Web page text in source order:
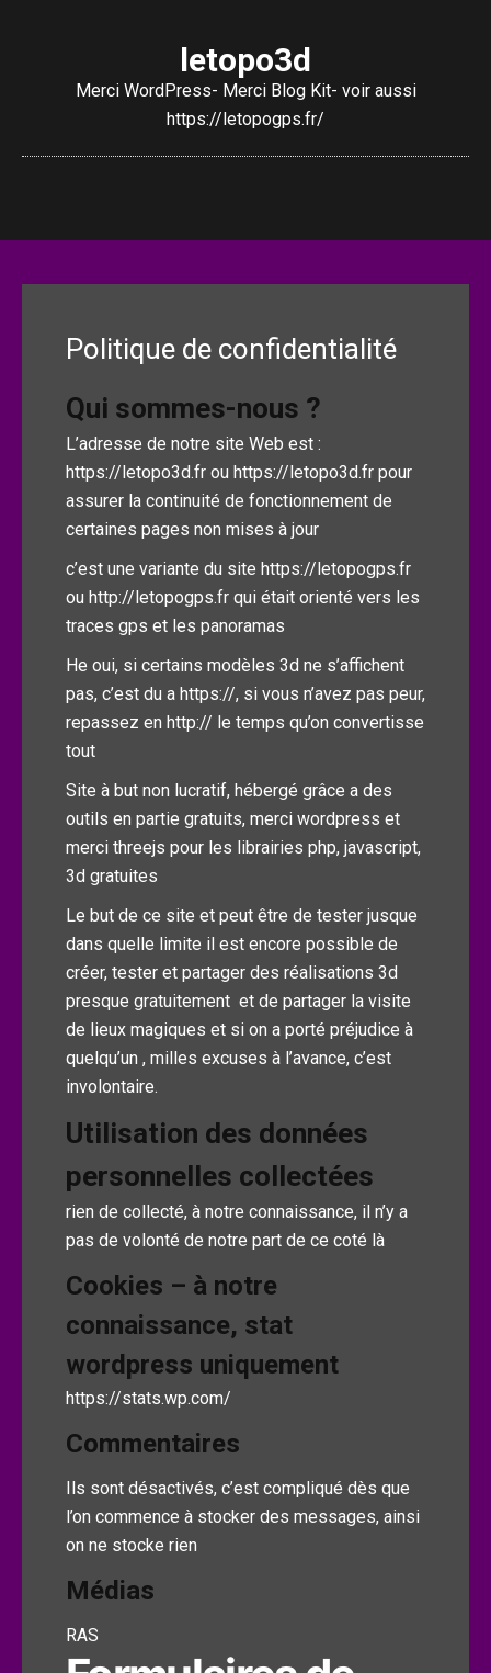
letopo3d
Merci WordPress- Merci Blog Kit- voir aussi
https://letopogps.fr/
Politique de confidentialité
Qui sommes-nous ?
L’adresse de notre site Web est :
https://letopo3d.fr ou https://letopo3d.fr pour
assurer la continuité de fonctionnement de
certaines pages non mises à jour
c’est une variante du site https://letopogps.fr
ou http://letopogps.fr qui était orienté vers les
traces gps et les panoramas
He oui, si certains modèles 3d ne s’affichent
pas, c’est du a https://, si vous n’avez pas peur,
repassez en http:// le temps qu’on convertisse
tout
Site à but non lucratif, hébergé grâce a des
outils en partie gratuits, merci wordpress et
merci threejs pour les librairies php, javascript,
3d gratuites
Le but de ce site et peut être de tester jusque
dans quelle limite il est encore possible de
créer, tester et partager des réalisations 3d
presque gratuitement et de partager la visite
de lieux magiques et si on a porté préjudice à
quelqu’un , milles excuses à l’avance, c’est
involontaire.
Utilisation des données
personnelles collectées
rien de collecté, à notre connaissance, il n’y a
pas de volonté de notre part de ce coté là
Cookies – à notre
connaissance, stat
wordpress uniquement
https://stats.wp.com/
Commentaires
Ils sont désactivés, c’est compliqué dès que
l’on commence à stocker des messages, ainsi
on ne stocke rien
Médias
RAS